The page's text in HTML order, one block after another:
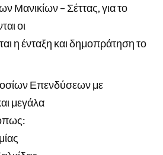
Μανικίων – Σέττας, για το
οι
η ένταξη και δημοπράτηση το
Επενδύσεων με
μεγάλα